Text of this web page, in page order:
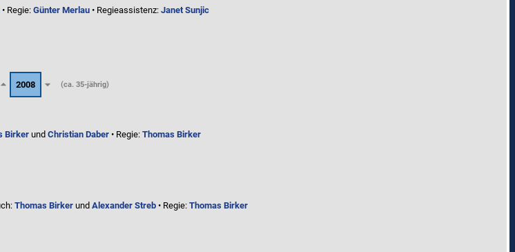
• Regie: Günter Merlau • Regieassistenz: Janet Sunjic
2008 (ca. 35-jährig)
Birker und Christian Daber • Regie: Thomas Birker
Thomas Birker und Alexander Streb • Regie: Thomas Birker